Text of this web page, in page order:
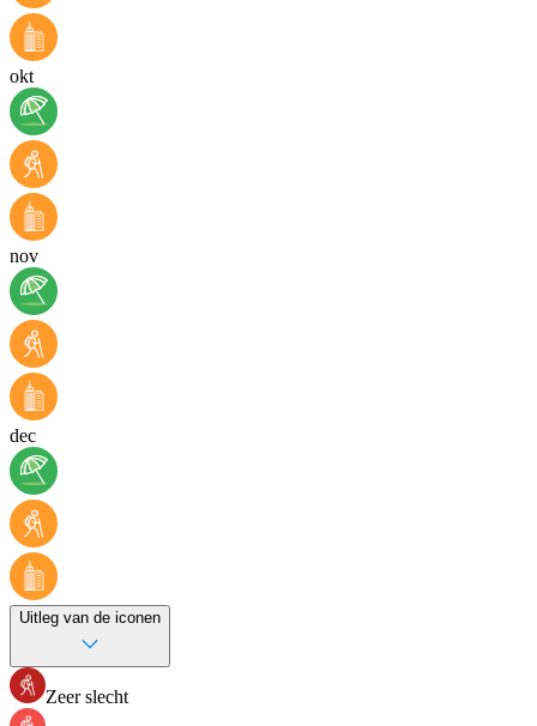
okt
nov
dec
Uitleg van de iconen
Zeer slecht